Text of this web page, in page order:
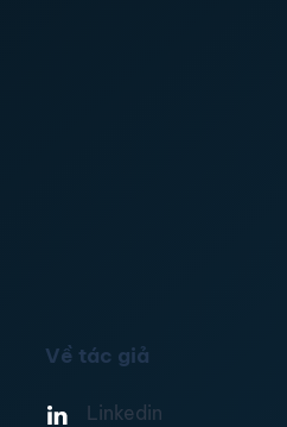
Về tác giả
Linkedin